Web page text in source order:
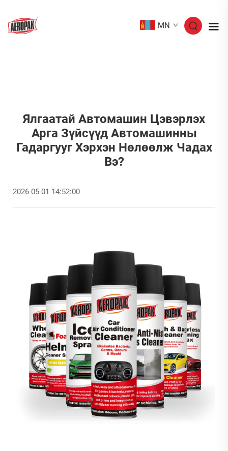
MN
Ялгаатай Автомашин Цэвэрлэх
Арга Зүйсүүд Автомашинны
Гадаргууг Хэрхэн Нөлөөлж Чадах
Вэ?
2026-05-01 14:52:00